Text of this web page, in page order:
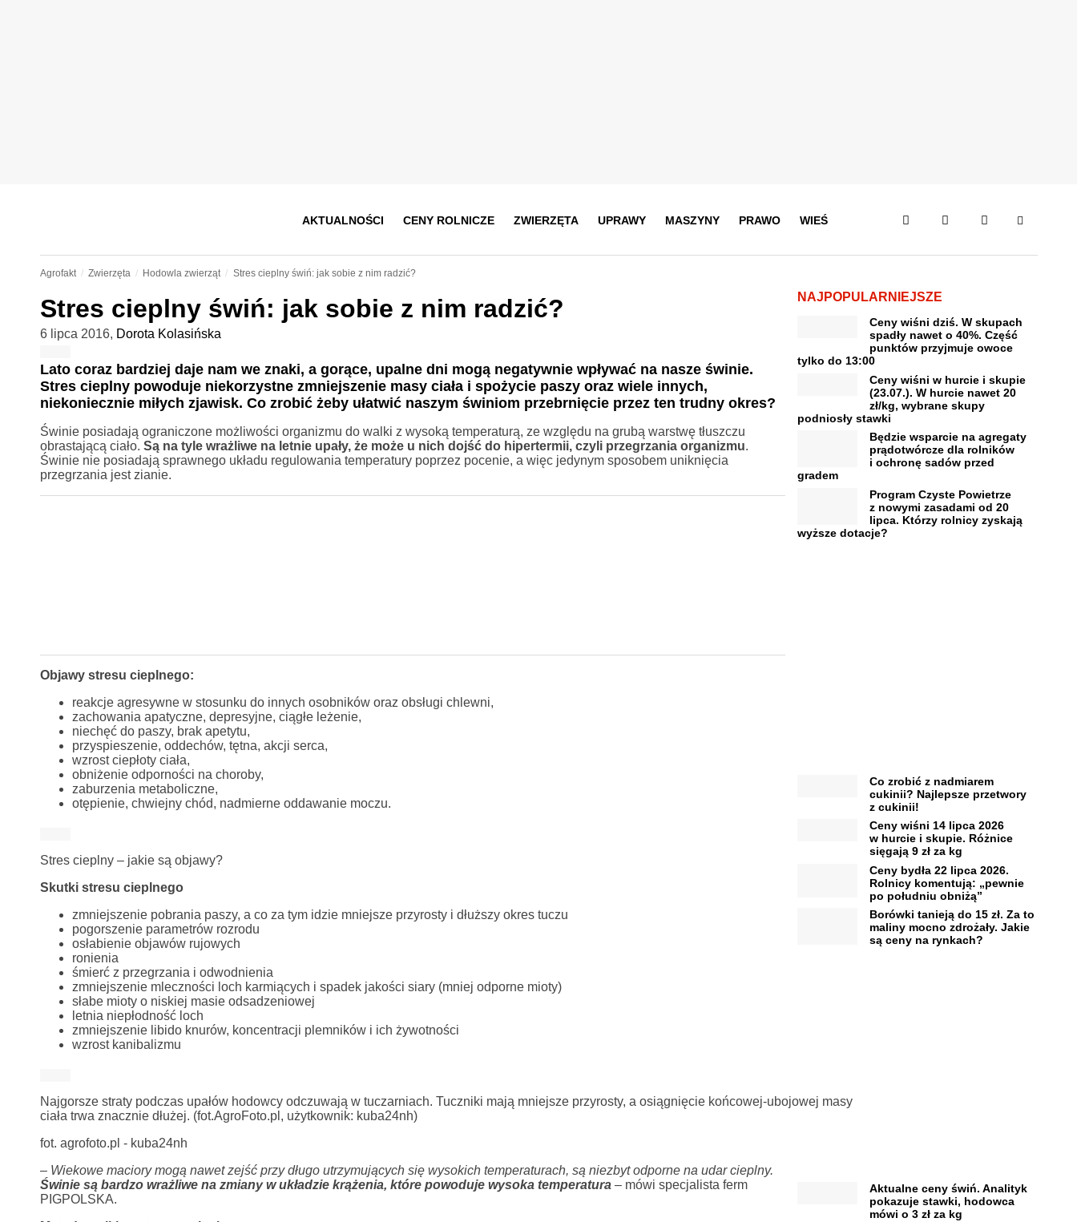
AKTUALNOŚCI CENY ROLNICZE ZWIERZĘTA UPRAWY MASZYNY PRAWO WIEŚ
Agrofakt Zwierzęta Hodowla zwierząt Stres cieplny świń: jak sobie z nim radzić?
Stres cieplny świń: jak sobie z nim radzić?
6 lipca 2016, Dorota Kolasińska
Lato coraz bardziej daje nam we znaki, a gorące, upalne dni mogą negatywnie wpływać na nasze świnie.
Stres cieplny powoduje niekorzystne zmniejszenie masy ciała i spożycie paszy oraz wiele innych,
niekoniecznie miłych zjawisk. Co zrobić żeby ułatwić naszym świniom przebrnięcie przez ten trudny okres?
Świnie posiadają ograniczone możliwości organizmu do walki z wysoką temperaturą, ze względu na grubą warstwę tłuszczu
obrastającą ciało. Są na tyle wrażliwe na letnie upały, że może u nich dojść do hipertermii, czyli przegrzania organizmu.
Świnie nie posiadają sprawnego układu regulowania temperatury poprzez pocenie, a więc jedynym sposobem uniknięcia
przegrzania jest zianie.
Objawy stresu cieplnego:
reakcje agresywne w stosunku do innych osobników oraz obsługi chlewni,
zachowania apatyczne, depresyjne, ciągłe leżenie,
niechęć do paszy, brak apetytu,
przyspieszenie, oddechów, tętna, akcji serca,
wzrost ciepłoty ciała,
obniżenie odporności na choroby,
zaburzenia metaboliczne,
otępienie, chwiejny chód, nadmierne oddawanie moczu.
Stres cieplny – jakie są objawy?
Skutki stresu cieplnego
zmniejszenie pobrania paszy, a co za tym idzie mniejsze przyrosty i dłuższy okres tuczu
pogorszenie parametrów rozrodu
osłabienie objawów rujowych
ronienia
śmierć z przegrzania i odwodnienia
zmniejszenie mleczności loch karmiących i spadek jakości siary (mniej odporne mioty)
słabe mioty o niskiej masie odsadzeniowej
letnia niepłodność loch
zmniejszenie libido knurów, koncentracji plemników i ich żywotności
wzrost kanibalizmu
Najgorsze straty podczas upałów hodowcy odczuwają w tuczarniach. Tuczniki mają mniejsze przyrosty, a osiągnięcie końcowej-ubojowej masy
ciała trwa znacznie dłużej. (fot.AgroFoto.pl, użytkownik: kuba24nh)
fot. agrofoto.pl - kuba24nh
– Wiekowe maciory mogą nawet zejść przy długo utrzymujących się wysokich temperaturach, są niezbyt odporne na udar cieplny.
Świnie są bardzo wrażliwe na zmiany w układzie krążenia, które powoduje wysoka temperatura– mówi specjalista ferm
PIGPOLSKA.
NAJPOPULARNIEJSZE
Ceny wiśni dziś. W skupach
spadły nawet o 40%. Część
punktów przyjmuje owoce
tylko do 13:00
Ceny wiśni w hurcie i skupie
(23.07.). W hurcie nawet 20
zł/kg, wybrane skupy
podniosły stawki
Będzie wsparcie na agregaty
prądotwórcze dla rolników
i ochronę sadów przed
gradem
Program Czyste Powietrze
z nowymi zasadami od 20
lipca. Którzy rolnicy zyskają
wyższe dotacje?
Co zrobić z nadmiarem
cukinii? Najlepsze przetwory
z cukinii!
Ceny wiśni 14 lipca 2026
w hurcie i skupie. Różnice
sięgają 9 zł za kg
Ceny bydła 22 lipca 2026.
Rolnicy komentują: „pewnie
po południu obniżą”
Borówki tanieją do 15 zł. Za to
maliny mocno zdrożały. Jakie
są ceny na rynkach?
Aktualne ceny świń. Analityk
pokazuje stawki, hodowca
mówi o 3 zł za kg